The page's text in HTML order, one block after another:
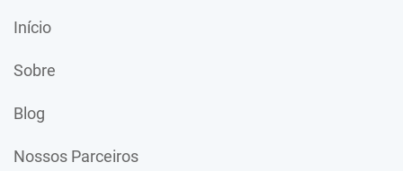
Início
Sobre
Blog
Nossos Parceiros